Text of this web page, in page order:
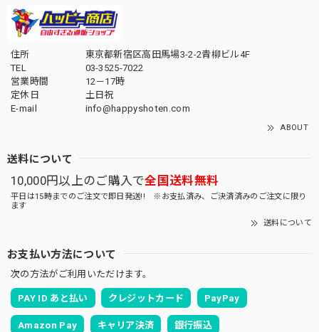
住所
東京都新宿区高田馬場3-2-2青柳ビル4F
TEL
03-3525-7022
営業時間
12－17時
定休日
土日祝
E-mail
info@happyshoten.com
ABOUT
送料について
10,000円以上のご購入で全国送料無料
平日は15時までのご注文で即日発送!! ※お支払済み、ご決済済みのご注文に限り
ます
送料について
お支払い方法について
次の方法がご利用いただけます。
PAY ID あと払い クレジットカード PayPay
Amazon Pay キャリア決済 銀行振込